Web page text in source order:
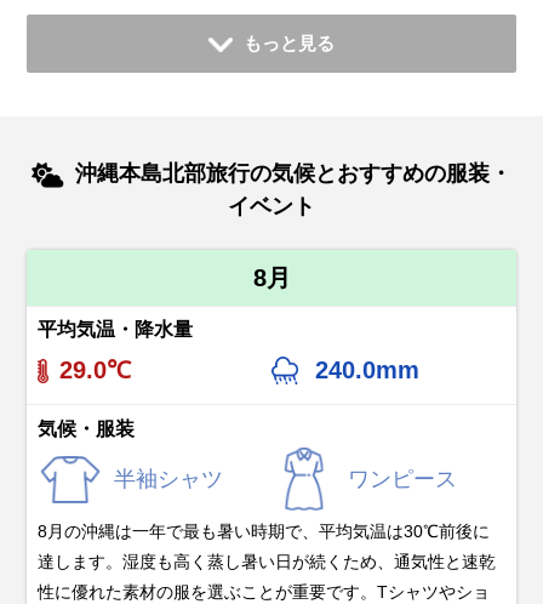
もっと見る
沖縄本島北部旅行の気候とおすすめの服装・
イベント
8月
平均気温・降水量
29.0℃ 240.0mm
気候・服装
半袖シャツ ワンピース
8月の沖縄は一年で最も暑い時期で、平均気温は30℃前後に
達します。湿度も高く蒸し暑い日が続くため、通気性と速乾
性に優れた素材の服を選ぶことが重要です。Tシャツやショ